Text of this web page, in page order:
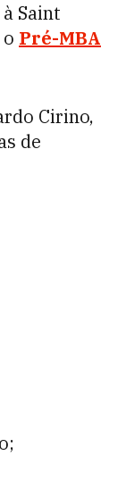
Saint
Pré-MBA
Cirino,
de